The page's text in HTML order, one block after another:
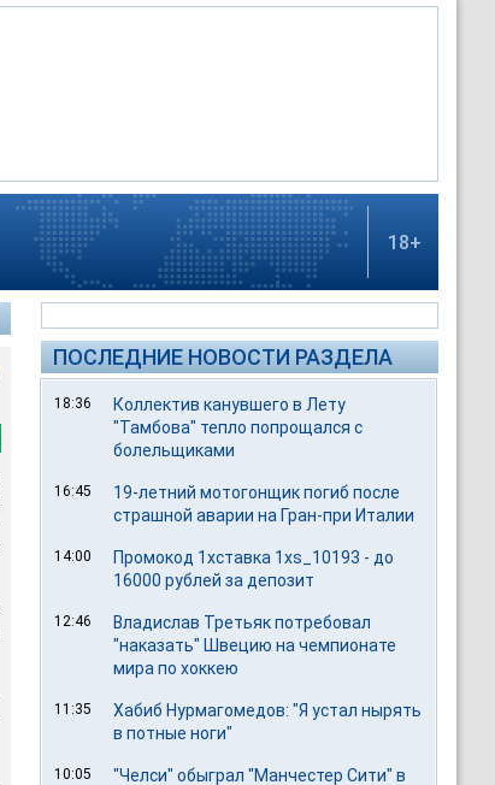
18+
ПОСЛЕДНИЕ НОВОСТИ РАЗДЕЛА
18:36
Коллектив канувшего в Лету
"Тамбова" тепло попрощался с
болельщиками
16:45
19-летний мотогонщик погиб после
страшной аварии на Гран-при Италии
14:00
Промокод 1хставка 1xs_10193 - до
16000 рублей за депозит
12:46
Владислав Третьяк потребовал
"наказать" Швецию на чемпионате
мира по хоккею
11:35
Хабиб Нурмагомедов: "Я устал нырять
в потные ноги"
10:05
"Челси" обыграл "Манчестер Сити" в